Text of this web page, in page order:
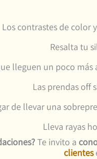
Los contrastes de color
Resalta tu
lleguen un poco
Las prendas off
de llevar una
Lleva rayas
Te invito a
clientes